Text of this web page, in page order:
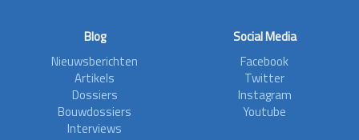
Blog
Nieuwsberichten
Artikels
Dossiers
Bouwdossiers
Interviews
Social Media
Facebook
Twitter
Instagram
Youtube